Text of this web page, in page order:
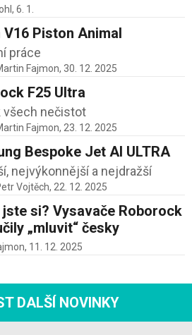
6. 1.
V16 Piston Animal
práce
Fajmon, 30. 12. 2025
F25 Ultra
všech nečistot
Fajmon, 23. 12. 2025
Bespoke Jet AI ULTRA
nejvýkonnější a nejdražší
Vojtěch, 22. 12. 2025
si? Vysavače Roborock
„mluvit“ česky
11. 12. 2025
DALŠÍ NOVINKY